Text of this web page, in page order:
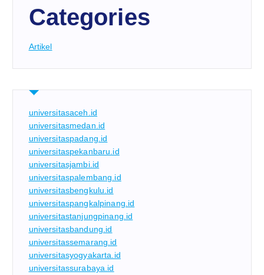
Categories
Artikel
universitasaceh.id
universitasmedan.id
universitaspadang.id
universitaspekanbaru.id
universitasjambi.id
universitaspalembang.id
universitasbengkulu.id
universitaspangkalpinang.id
universitastanjungpinang.id
universitasbandung.id
universitassemarang.id
universitasyogyakarta.id
universitassurabaya.id